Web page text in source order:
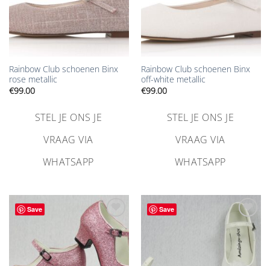
Rainbow Club schoenen Binx
rose metallic
€99.00
STEL JE ONS JE
VRAAG VIA
WHATSAPP
Rainbow Club schoenen Binx
off-white metallic
€99.00
STEL JE ONS JE
VRAAG VIA
WHATSAPP
Save
Aan
verlanglijst
toevoegen
Save
Aan
verlanglijst
toevoegen